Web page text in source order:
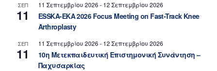
ΣΕΠ
11
11 Σεπτεμβρίου 2026 - 12 Σεπτεμβρίου 2026
ESSKA-EKA 2026 Focus Meeting on Fast-Track Knee
Arthroplasty
ΣΕΠ
11
11 Σεπτεμβρίου 2026 - 12 Σεπτεμβρίου 2026
10η Μετεκπαιδευτική Επιστημονική Συνάντηση –
Παχυσαρκίας